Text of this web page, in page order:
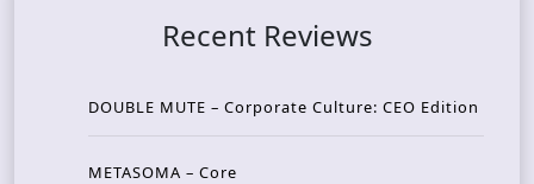
Recent Reviews
DOUBLE MUTE – Corporate Culture: CEO Edition
METASOMA – Core